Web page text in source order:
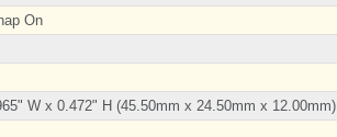
On
W x 0.472" H (45.50mm x 24.50mm x 12.00mm)